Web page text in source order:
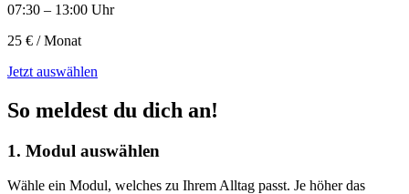
07:30 – 13:00 Uhr
25 € / Monat
Jetzt auswählen
So meldest du dich an!
1. Modul auswählen
Wähle ein Modul, welches zu Ihrem Alltag passt. Je höher das